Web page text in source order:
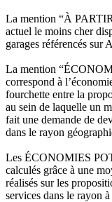
La mention “À
actuel le moins cher
garages référencés sur
La mention
correspond à
fourchette entre la
au sein de laquelle un
fait une demande de
dans le rayon
Les ÉCONOMIES
calculés grâce à une
réalisés sur les
services dans le rayon